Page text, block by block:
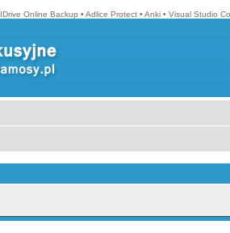
IDrive Online Backup • Adlice Protect • Anki • Visual Studio